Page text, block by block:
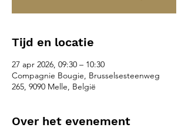
Tijd en locatie
27 apr 2026, 09:30 – 10:30
Compagnie Bougie, Brusselsesteenweg
265, 9090 Melle, België
Over het evenement